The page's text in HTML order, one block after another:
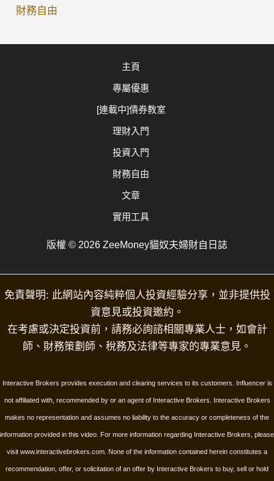
財務自由
主頁
專屬優惠
[連載中]債券教室
理財入門
投資入門
財務自由
文章
實用工具
版權 © 2026 ZeeMoney貓奴夫婦財自日誌
免責聲明: 此網站內容純粹個人投資經驗分享，並非提供投
資意見或投資邀約。
在考慮或決定投資前，請務必詢諮相關專業人士，如會計
師、財務策劃師、稅務及法律等專家的專業意見。
Interactive Brokers provides execution and clearing services to its customers. Influencer is
not affiliated with, recommended by or an agent of Interactive Brokers. Interactive Brokers
makes no representation and assumes no liability to the accuracy or completeness of the
information provided in this video. For more information regarding Interactive Brokers, please
visit www.interactivebrokers.com. None of the information contained herein constitutes a
recommendation, offer, or solicitation of an offer by Interactive Brokers to buy, sell or hold